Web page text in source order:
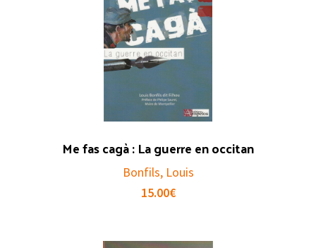
Me fas cagà : La guerre en occitan
Bonfils, Louis
15.00€